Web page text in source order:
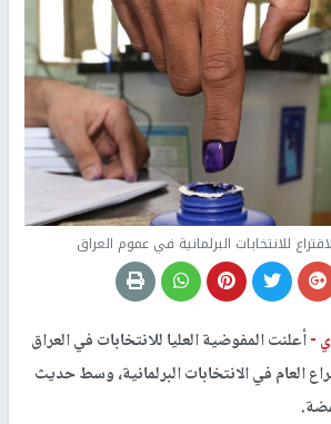
للانتخابات البرلمانية في عموم العراق
-أعلنت المفوضية العليا للانتخابات في العراق
العام في الانتخابات البرلمانية، وسط حديث